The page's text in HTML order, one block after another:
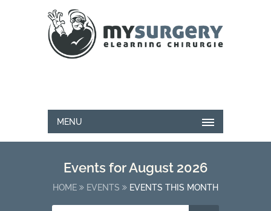
MENU
Events for August 2026
HOME EVENTS EVENTS THIS MONTH